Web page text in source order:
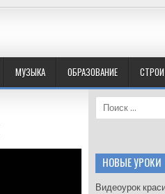
МУЗЫКА ОБРАЗОВАНИЕ
e
h
f
НОВЫЕ УРОКИ
Видеоурок